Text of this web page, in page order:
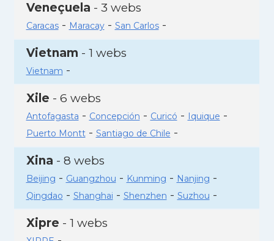
Veneçuela - 3 webs
Caracas- Maracay- San Carlos-
Vietnam - 1 webs
Vietnam -
Xile - 6 webs
Antofagasta - Concepción - Curicó - Iquique -
Puerto Montt- Santiago de Chile -
Xina - 8 webs
Beijing - Guangzhou - Kunming - Nanjing -
Qingdao - Shanghai - Shenzhen - Suzhou -
Xipre - 1 webs